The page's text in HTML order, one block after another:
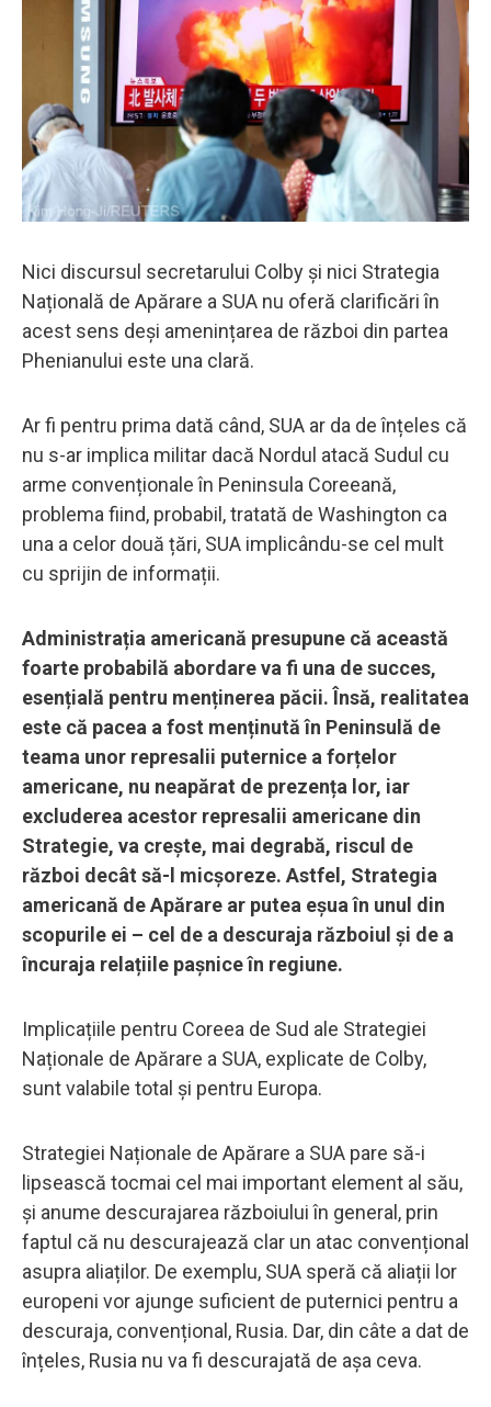
Nici discursul secretarului Colby și nici Strategia
Națională de Apărare a SUA nu oferă clarificări în
acest sens deși amenințarea de război din partea
Phenianului este una clară.
Ar fi pentru prima dată când, SUA ar da de înțeles că
nu s-ar implica militar dacă Nordul atacă Sudul cu
arme convenționale în Peninsula Coreeană,
problema fiind, probabil, tratată de Washington ca
una a celor două țări, SUA implicându-se cel mult
cu sprijin de informații.
Administrația americană presupune că această
foarte probabilă abordare va fi una de succes,
esențială pentru menținerea păcii. Însă, realitatea
este că pacea a fost menținută în Peninsulă de
teama unor represalii puternice a forțelor
americane, nu neapărat de prezența lor, iar
excluderea acestor represalii americane din
Strategie, va crește, mai degrabă, riscul de
război decât să-l micșoreze. Astfel, Strategia
americană de Apărare ar putea eșua în unul din
scopurile ei – cel de a descuraja războiul și de a
încuraja relațiile pașnice în regiune.
Implicațiile pentru Coreea de Sud ale Strategiei
Naționale de Apărare a SUA, explicate de Colby,
sunt valabile total și pentru Europa.
Strategiei Naționale de Apărare a SUA pare să-i
lipsească tocmai cel mai important element al său,
și anume descurajarea războiului în general, prin
faptul că nu descurajează clar un atac convențional
asupra aliaților. De exemplu, SUA speră că aliații lor
europeni vor ajunge suficient de puternici pentru a
descuraja, convențional, Rusia. Dar, din câte a dat de
înțeles, Rusia nu va fi descurajată de așa ceva.